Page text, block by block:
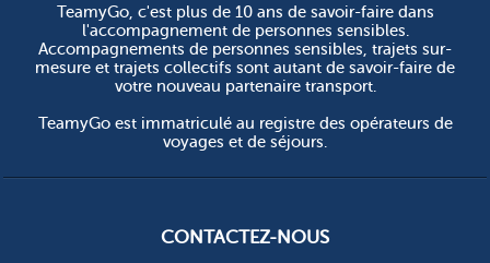
TeamyGo, c'est plus de 10 ans de savoir-faire dans
l'accompagnement de personnes sensibles.
Accompagnements de personnes sensibles, trajets sur-
mesure et trajets collectifs sont autant de savoir-faire de
votre nouveau partenaire transport.
TeamyGo est immatriculé au registre des opérateurs de
voyages et de séjours.
CONTACTEZ-NOUS